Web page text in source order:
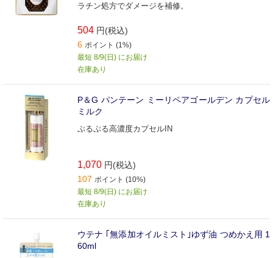
ラチン処方でダメージを補修。
504 円(税込)
6 ポイント (1%)
最短 8/9(日) にお届け
在庫あり
P＆G パンテーン ミーリペアゴールデン カプセル
ミルク
ぷるぷる高濃度カプセルIN
1,070 円(税込)
107 ポイント (10%)
最短 8/9(日) にお届け
在庫あり
ウテナ ｢無添加オイルミスト｣ゆず油 つめかえ用 1
60ml